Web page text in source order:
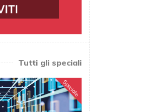
Tutti gli speciali
Speciale